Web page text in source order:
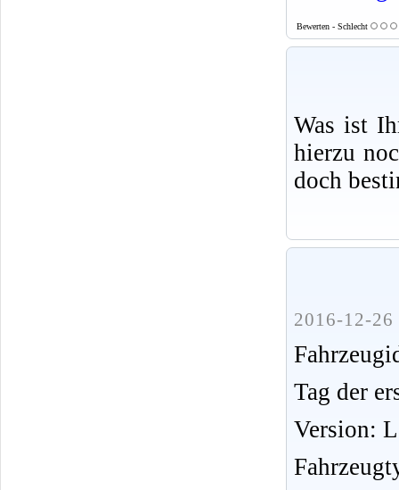
Bewerten - Schlecht
Was ist
hierzu
doch
2016-12-26
Tag der
Version: